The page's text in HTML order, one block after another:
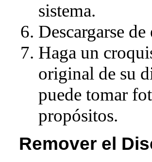
sistema.
Descargarse
Haga un
original de su
puede tomar
propósitos.
Remover el